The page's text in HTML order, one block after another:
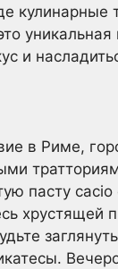
и
в Риме,
пасту
хрустящей